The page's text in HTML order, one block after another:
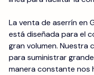
La venta de aserrín en
está diseñada para el
gran volumen. Nuestra
para suministrar
manera constante nos